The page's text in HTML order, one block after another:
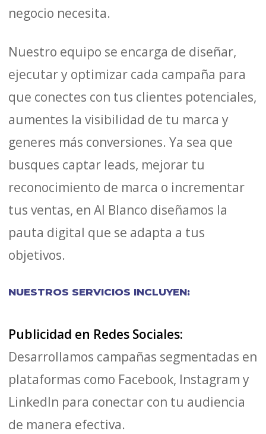
negocio necesita.
Nuestro equipo se encarga de diseñar,
ejecutar y optimizar cada campaña para
que conectes con tus clientes potenciales,
aumentes la visibilidad de tu marca y
generes más conversiones. Ya sea que
busques captar leads, mejorar tu
reconocimiento de marca o incrementar
tus ventas, en Al Blanco diseñamos la
pauta digital que se adapta a tus
objetivos.
NUESTROS SERVICIOS INCLUYEN:
Publicidad en Redes Sociales:
Desarrollamos campañas segmentadas en
plataformas como Facebook, Instagram y
LinkedIn para conectar con tu audiencia
de manera efectiva.